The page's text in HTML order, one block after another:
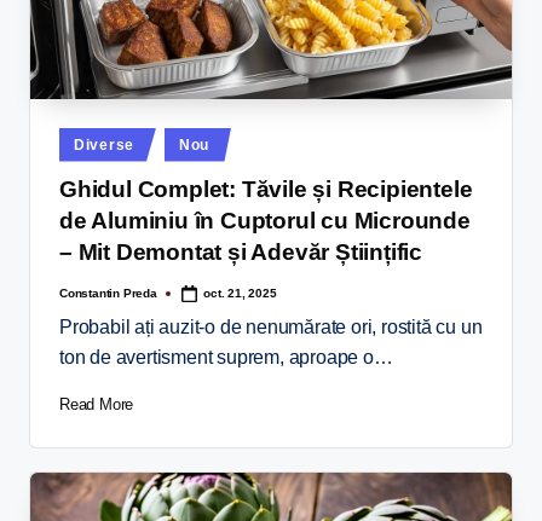
Diverse Nou
Ghidul Complet: Tăvile și Recipientele
de Aluminiu în Cuptorul cu Microunde
– Mit Demontat și Adevăr Științific
Constantin Preda oct. 21, 2025
Probabil ați auzit-o de nenumărate ori, rostită cu un
ton de avertisment suprem, aproape o…
Read More